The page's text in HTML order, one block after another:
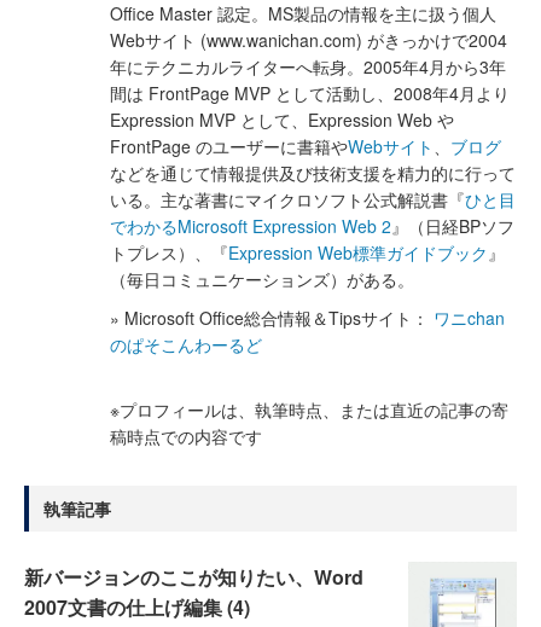
Office Master 認定。MS製品の情報を主に扱う個人
Webサイト (www.wanichan.com) がきっかけで2004
年にテクニカルライターへ転身。2005年4月から3年
間は FrontPage MVP として活動し、2008年4月より
Expression MVP として、Expression Web や
FrontPage のユーザーに書籍やWebサイト 、 ブログ
などを通じて情報提供及び技術支援を精力的に行って
いる。主な著書にマイクロソフト公式解説書『ひと目
でわかるMicrosoft Expression Web 2』（日経BPソフ
トプレス）、『Expression Web標準ガイドブック 』
（毎日コミュニケーションズ）がある。
» Microsoft Office総合情報＆Tipsサイト： ワニchan
のぱそこんわーるど
※プロフィールは、執筆時点、または直近の記事の寄
稿時点での内容です
執筆記事
新バージョンのここが知りたい、Word
2007文書の仕上げ編集 (4)